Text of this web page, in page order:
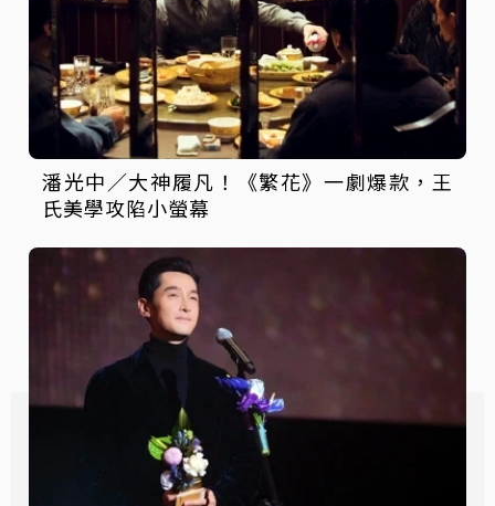
潘光中／大神履凡！《繁花》一劇爆款，王
氏美學攻陷小螢幕